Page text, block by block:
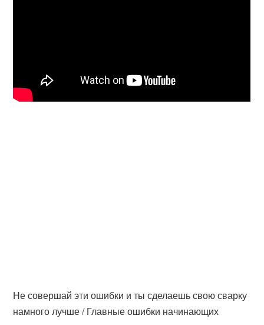
Не совершай эти ошибки и ты сделаешь свою сварку
намного лучше / Главные ошибки начинающих